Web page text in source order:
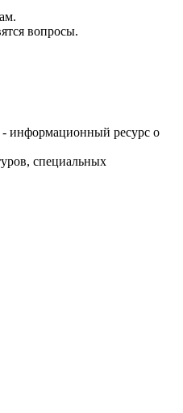
вопросы.
информационный ресурс о
специальных